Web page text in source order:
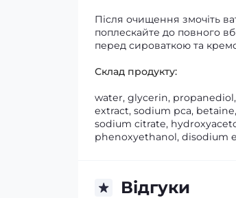
Після очищення змочіть
поплескайте до повного
перед сироваткою та
Склад продукту:
water, glycerin,
extract, sodium pca,
sodium citrate,
phenoxyethanol, disodium
Відгуки